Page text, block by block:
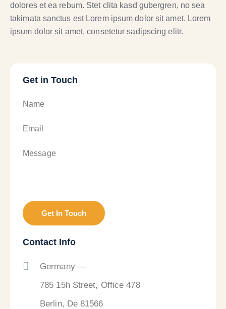
dolores et ea rebum. Stet clita kasd gubergren, no sea
takimata sanctus est Lorem ipsum dolor sit amet. Lorem
ipsum dolor sit amet, consetetur sadipscing elitr.
Get in Touch
Contact Info
Germany —
785 15h Street, Office 478
Berlin, De 81566